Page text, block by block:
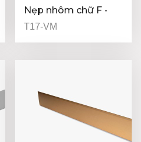
Nẹp nhôm chữ F -
T17-VM